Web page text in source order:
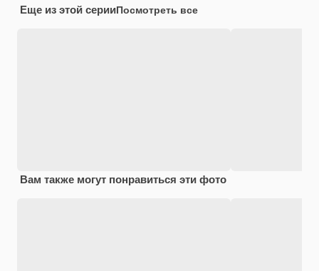
Еще из этой серииПосмотреть все
Вам также могут понравиться эти фото